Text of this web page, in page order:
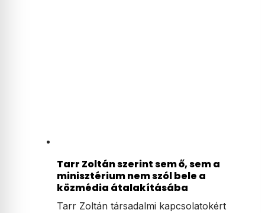
Tarr Zoltán szerint sem ő, sem a
minisztérium nem szól bele a
közmédia átalakításába
Tarr Zoltán társadalmi kapcsolatokért